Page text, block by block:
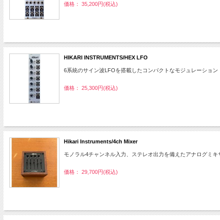
価格： 35,200円(税込)
HIKARI INSTRUMENTS/HEX LFO
6系統のサイン波LFOを搭載したコンパクトなモジュレーショ
価格： 25,300円(税込)
Hikari Instruments/4ch Mixer
モノラル4チャンネル入力、ステレオ出力を備えたアナログミキ
価格： 29,700円(税込)